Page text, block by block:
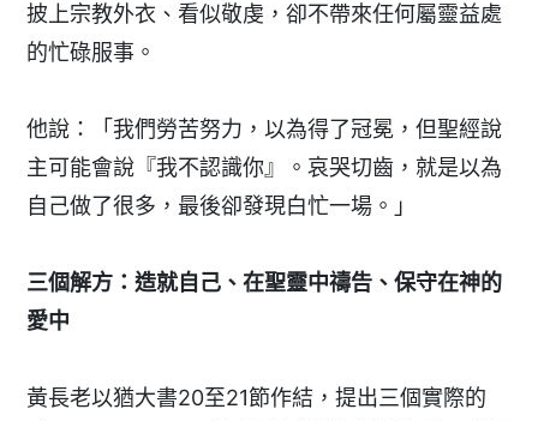
披上宗教外衣、看似敬虔，卻不帶來任何屬靈益處
的忙碌服事。
他說：「我們勞苦努力，以為得了冠冕，但聖經說
主可能會說『我不認識你』。哀哭切齒，就是以為
自己做了很多，最後卻發現白忙一場。」
三個解方：造就自己、在聖靈中禱告、保守在神的
愛中
黃長老以猶大書20至21節作結，提出三個實際的